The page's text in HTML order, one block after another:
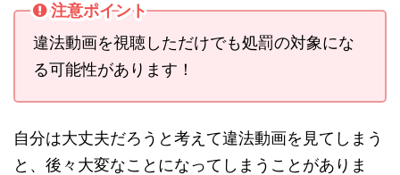
注意ポイント
違法動画を視聴しただけでも処罰の対象にな
る可能性があります！
自分は大丈夫だろうと考えて違法動画を見てしまう
と、後々大変なことになってしまうことがありま